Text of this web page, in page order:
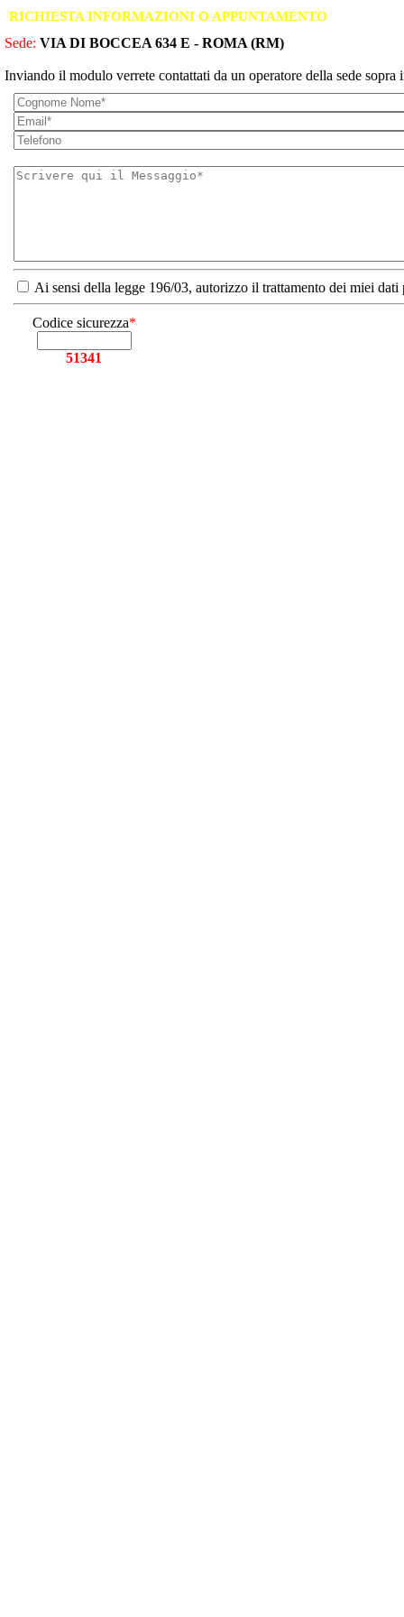
RICHIESTA INFORMAZIONI O APPUNTAMENTO
Sede: VIA DI BOCCEA 634 E - ROMA (RM)
Inviando il modulo verrete contattati da un operatore della sede sopra
Ai sensi della legge 196/03, autorizzo il trattamento dei miei
Codice sicurezza*
51341